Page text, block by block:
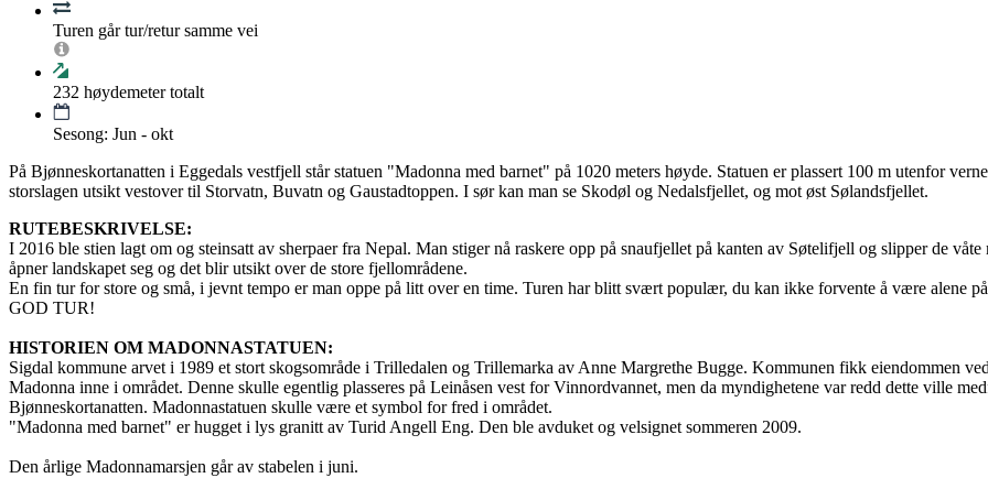
Turen går tur/retur samme vei
232 høydemeter totalt
Sesong: Jun - okt
På Bjønneskortanatten i Eggedals vestfjell står statuen "Madonna med barnet" på 1020 meters høyde. Statuen er plassert 100 m utenfor
storslagen utsikt vestover til Storvatn, Buvatn og Gaustadtoppen. I sør kan man se Skodøl og Nedalsfjellet, og mot øst Sølandsfjellet.
RUTEBESKRIVELSE:
I 2016 ble stien lagt om og steinsatt av sherpaer fra Nepal. Man stiger nå raskere opp på snaufjellet på kanten av Søtelifjell og slipper de
åpner landskapet seg og det blir utsikt over de store fjellområdene.
En fin tur for store og små, i jevnt tempo er man oppe på litt over en time. Turen har blitt svært populær, du kan ikke forvente å være alene
GOD TUR!
HISTORIEN OM MADONNASTATUEN:
Sigdal kommune arvet i 1989 et stort skogsområde i Trilledalen og Trillemarka av Anne Margrethe Bugge. Kommunen fikk eiendommen
Madonna inne i området. Denne skulle egentlig plasseres på Leinåsen vest for Vinnordvannet, men da myndighetene var redd dette ville
Bjønneskortanatten. Madonnastatuen skulle være et symbol for fred i området.
"Madonna med barnet" er hugget i lys granitt av Turid Angell Eng. Den ble avduket og velsignet sommeren 2009.
Den årlige Madonnamarsjen går av stabelen i juni.